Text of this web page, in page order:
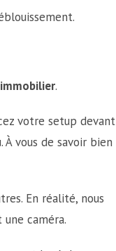
.
votre setup devant
vous de savoir bien
En réalité, nous
caméra.